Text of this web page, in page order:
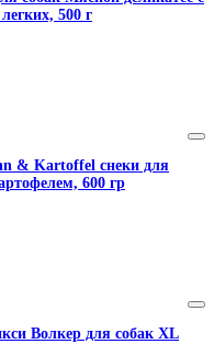
500 г
& Kartoffel снеки для
600 гр
Волкер для собак XL